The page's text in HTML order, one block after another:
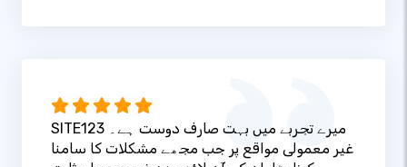
SITE123 میرے تجربے میں بہت صارف دوست ہے۔
غیر معمولی مواقع پر جب مجھے مشکلات کا سامنا